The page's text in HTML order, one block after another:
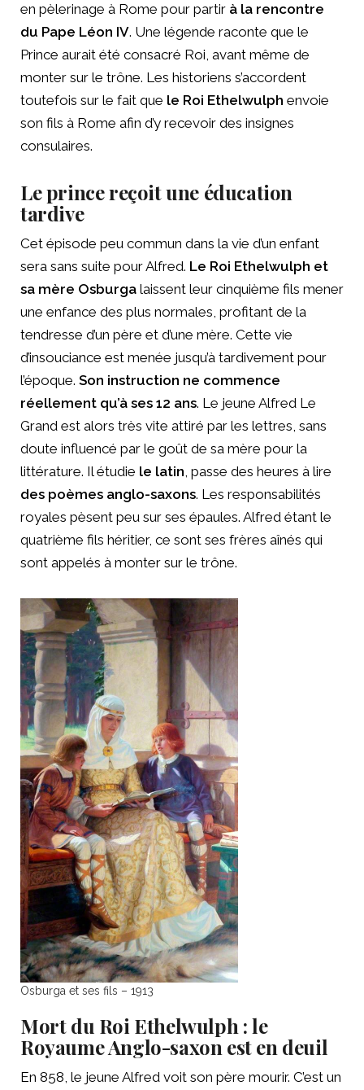
en pèlerinage à Rome pour partir à la rencontre
du Pape Léon IV. Une légende raconte que le
Prince aurait été consacré Roi, avant même de
monter sur le trône. Les historiens s’accordent
toutefois sur le fait que le Roi Ethelwulph envoie
son fils à Rome afin d’y recevoir des insignes
consulaires.
Le prince reçoit une éducation
tardive
Cet épisode peu commun dans la vie d’un enfant
sera sans suite pour Alfred. Le Roi Ethelwulph et
sa mère Osburga laissent leur cinquième fils mener
une enfance des plus normales, profitant de la
tendresse d’un père et d’une mère. Cette vie
d’insouciance est menée jusqu’à tardivement pour
l’époque. Son instruction ne commence
réellement qu’à ses 12 ans. Le jeune Alfred Le
Grand est alors très vite attiré par les lettres, sans
doute influencé par le goût de sa mère pour la
littérature. Il étudie le latin, passe des heures à lire
des poèmes anglo-saxons. Les responsabilités
royales pèsent peu sur ses épaules. Alfred étant le
quatrième fils héritier, ce sont ses frères aînés qui
sont appelés à monter sur le trône.
Osburga et ses fils – 1913
Mort du Roi Ethelwulph : le
Royaume Anglo-saxon est en deuil
En 858, le jeune Alfred voit son père mourir. C’est un